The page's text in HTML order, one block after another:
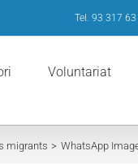
Tel. 93 317 63
Voluntariat
migrants WhatsApp